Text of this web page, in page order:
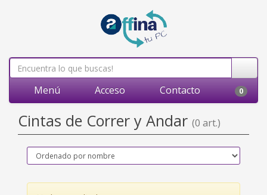
Menú Acceso Contacto 0
Cintas de Correr y Andar (0 art.)